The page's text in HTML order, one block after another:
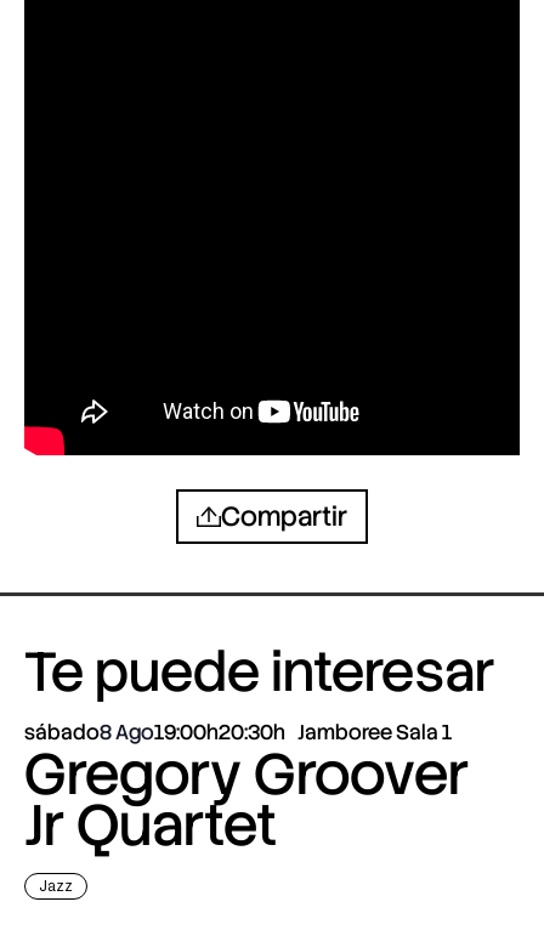
Compartir
Te puede interesar
sábado8 Ago19:00h20:30h Jamboree Sala 1
Gregory Groover
Jr Quartet
Jazz